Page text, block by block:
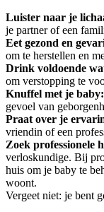
Luister naar je
je partner of een
Eet gezond en
om te herstellen en
Drink voldoende
om verstopping te
Knuffel met je baby:
gevoel van
Praat over je
vriendin of een
Zoek professionele
verloskundige. Bij
huis om je baby te
woont.
Vergeet niet: je bent